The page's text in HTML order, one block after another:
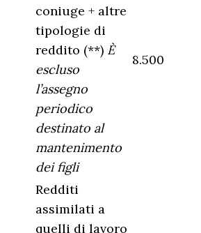
coniuge + altre
tipologie di
reddito (**) È
escluso
l’assegno
periodico
destinato al
mantenimento
dei figli
8.500
Redditi
assimilati a
quelli di lavoro